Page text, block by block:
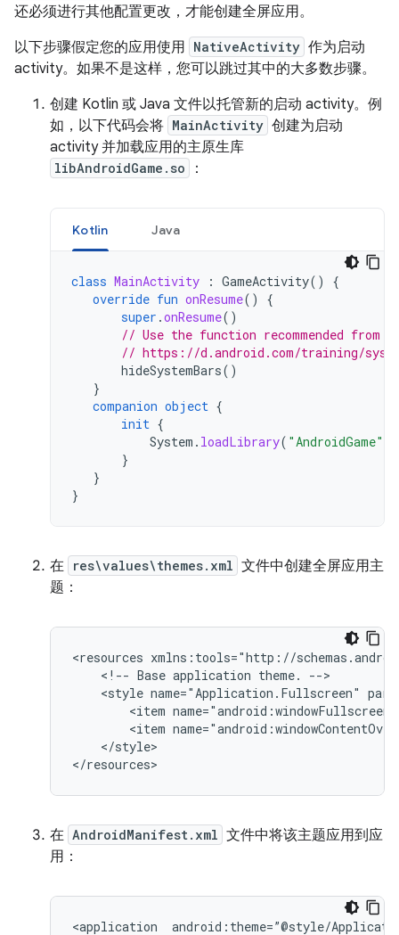
还必须进行其他配置更改，才能创建全屏应用。
以下步骤假定您的应用使用 NativeActivity 作为启动
activity。如果不是这样，您可以跳过其中的大多数步骤。
创建 Kotlin 或 Java 文件以托管新的启动 activity。例
如，以下代码会将 MainActivity 创建为启动
activity 并加载应用的主原生库
libAndroidGame.so ：
Kotlin Java
class MainActivity : GameActivity()
{
override fun onResume()
{
super .onResume()
// Use the function recommended from
// https://d.android.com/training/
hideSystemBars()
}
companion object {
init {
System . loadLibrary( "AndroidGame"
}
}
}
在 res\values\themes.xml 文件中创建全屏应用主
题：
<resources
<!-- Base application theme.
<style name="Application.Fullscreen"
<item
<item
</style>
在 AndroidManifest.xml 文件中将该主题应用到应
用：
<application